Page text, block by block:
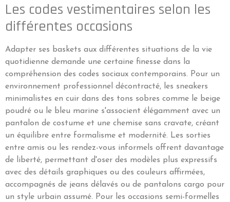
Les codes vestimentaires selon les
différentes occasions
Adapter ses baskets aux différentes situations de la vie
quotidienne demande une certaine finesse dans la
compréhension des codes sociaux contemporains. Pour un
environnement professionnel décontracté, les sneakers
minimalistes en cuir dans des tons sobres comme le beige
poudré ou le bleu marine s'associent élégamment avec un
pantalon de costume et une chemise sans cravate, créant
un équilibre entre formalisme et modernité. Les sorties
entre amis ou les rendez-vous informels offrent davantage
de liberté, permettant d'oser des modèles plus expressifs
avec des détails graphiques ou des couleurs affirmées,
accompagnés de jeans délavés ou de pantalons cargo pour
un style urbain assumé. Pour les occasions semi-formelles